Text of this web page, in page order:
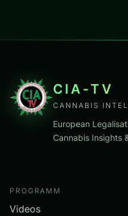
CIA-TV
CANNABIS
European
Cannabis Insights
PROGRAMM
Videos